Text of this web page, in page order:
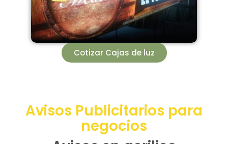
Cotizar Cajas de luz
Avisos Publicitarios para
negocios